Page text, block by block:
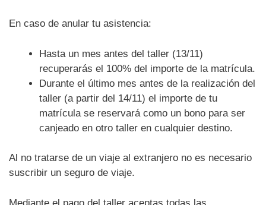
En caso de anular tu asistencia:
Hasta un mes antes del taller (13/11)
recuperarás el 100% del importe de la matrícula.
Durante el último mes antes de la realización del
taller (a partir del 14/11) el importe de tu
matrícula se reservará como un bono para ser
canjeado en otro taller en cualquier destino.
Al no tratarse de un viaje al extranjero no es necesario
suscribir un seguro de viaje.